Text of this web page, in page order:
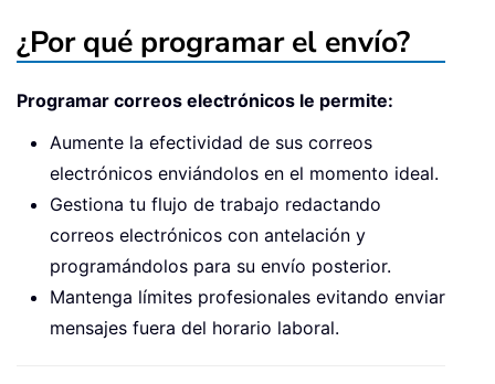
¿Por qué programar el envío?
Programar correos electrónicos le permite:
Aumente la efectividad de sus correos
electrónicos enviándolos en el momento ideal.
Gestiona tu flujo de trabajo redactando
correos electrónicos con antelación y
programándolos para su envío posterior.
Mantenga límites profesionales evitando enviar
mensajes fuera del horario laboral.